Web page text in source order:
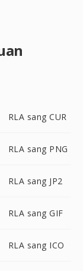
RLA sang CUR
RLA sang PNG
RLA sang JP2
RLA sang GIF
RLA sang ICO